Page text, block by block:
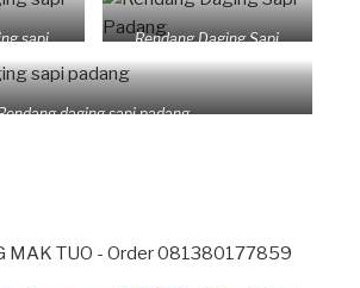
sapi
Rendang Daging Sapi
Padang
daging sapi padang